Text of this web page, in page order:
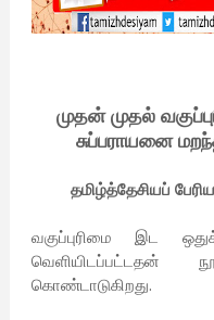
முதன் முதல்
சுப்பராயனை
தமிழ்த்தேசியப்
வகுப்புரிமை இட
வெளியிடப்பட்டதன்
கொண்டாடுகிறது.